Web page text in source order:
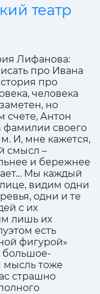
театр
Лифанова:
про Ивана
про
человека
но
счете, Антон
фамилии своего
И, мне кажется,
смысл –
и бережнее
Мы каждый
видим одни
одни и те
с их
лишь их
есть
фигурой»
большое-
мысль тоже
страшно